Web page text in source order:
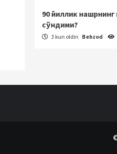
90 йиллик нашрнинг
сўндими?
3 kun oldin Behzod